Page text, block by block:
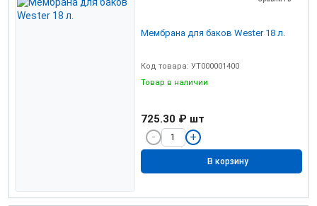
Мембрана для баков Wester 18 л.
Код товара: УТ000001400
Товар в наличии
725.30 ₽ шт
В корзину